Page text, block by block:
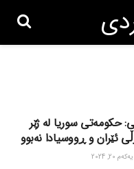
حکومەتی سوریا لە ژێر
ئێران و ڕووسیادا نەبوو
20, 2024